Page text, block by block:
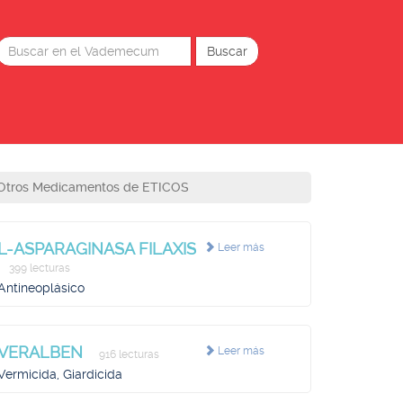
Medicamentos de ETICOS
Leer más
ASPARAGINASA FILAXIS
399 lecturas
Leer más
916 lecturas
Giardicida